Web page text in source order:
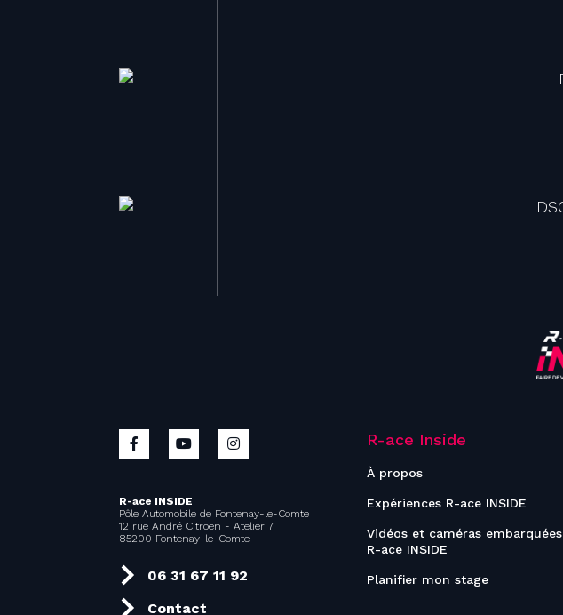
R-ace INSIDE
Pôle Automobile de Fontenay-le-Comte
12 rue André Citroën - Atelier 7
85200 Fontenay-le-Comte
06 31 67 11 92
Contact
R-ace Inside
À propos
Expériences R-ace INSIDE
Vidéos et caméras embarquées
R-ace INSIDE
Planifier mon stage